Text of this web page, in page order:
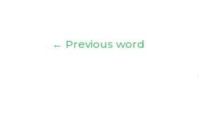
← Previous word